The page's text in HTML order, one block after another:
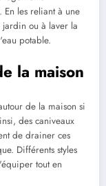
En les reliant à une
jardin ou à laver la
potable.
la maison
de la maison si
des caniveaux
de drainer ces
Différents styles
tout en